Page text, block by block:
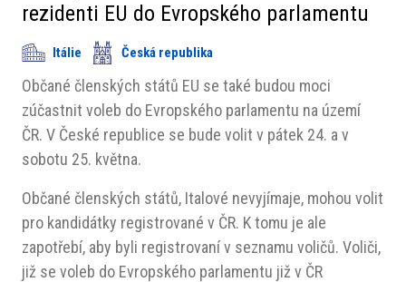
Partneři
​​Projekty
Členská sekce
rezidenti EU do Evropského parlamentu
Itálie Česká republika
Občané členských států EU se také budou moci
zúčastnit voleb do Evropského parlamentu na území
ČR. V České republice se bude volit v pátek 24. a v
sobotu 25. května.
Občané členských států, Italové nevyjímaje, mohou volit
pro kandidátky registrované v ČR. K tomu je ale
zapotřebí, aby byli registrovaní v seznamu voličů. Voliči,
již se voleb do Evropského parlamentu již v ČR